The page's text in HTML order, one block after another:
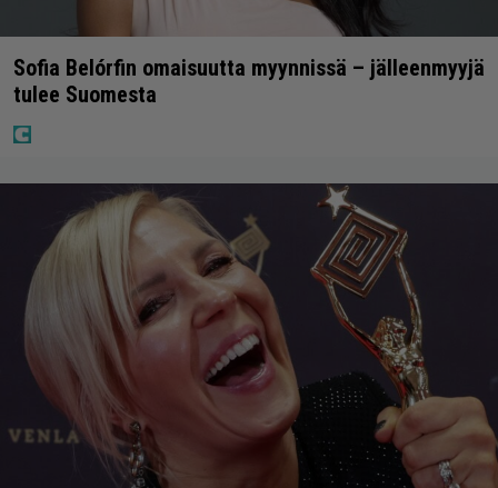
Sofia Belórfin omaisuutta myynnissä – jälleenmyyjä
tulee Suomesta